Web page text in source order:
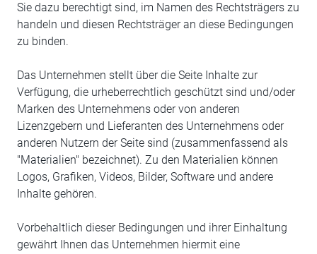
Sie dazu berechtigt sind, im Namen des Rechtsträgers zu
handeln und diesen Rechtsträger an diese Bedingungen
zu binden.
Das Unternehmen stellt über die Seite Inhalte zur
Verfügung, die urheberrechtlich geschützt sind und/oder
Marken des Unternehmens oder von anderen
Lizenzgebern und Lieferanten des Unternehmens oder
anderen Nutzern der Seite sind (zusammenfassend als
"Materialien" bezeichnet). Zu den Materialien können
Logos, Grafiken, Videos, Bilder, Software und andere
Inhalte gehören.
Vorbehaltlich dieser Bedingungen und ihrer Einhaltung
gewährt Ihnen das Unternehmen hiermit eine